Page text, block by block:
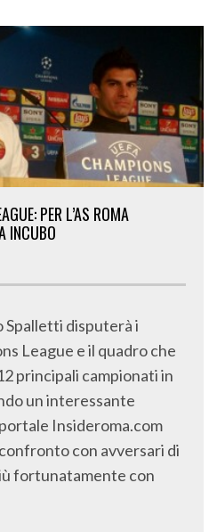
PER L’AS ROMA
INCUBO
Spalletti disputerà i
League e il quadro che
principali campionati in
un interessante
Insideroma.com
con avversari di
fortunatamente con